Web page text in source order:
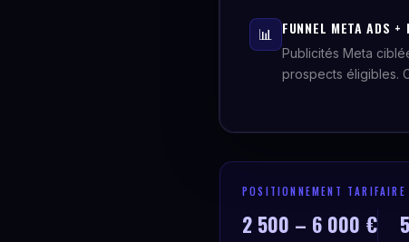
📊 FUNNEL META ADS
Publicités Meta
prospects éligibles.
POSITIONNEMENT TARIFAIRE
2 500 – 6 000 €